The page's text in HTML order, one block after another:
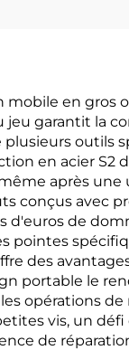
en
garantit la
outils
en acier
après
conçus avec
de
pointes
des
portable le
opérations
vis, un
de